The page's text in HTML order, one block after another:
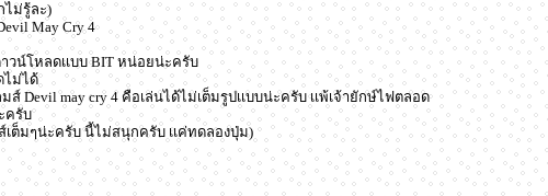
ไม่รู้ละ)
May Cry 4
วน์โหลดเเบบ BIT หน่อยน่ะครับ
ไม่ได้
ส์ Devil may cry 4 คือเล่นได้ไม่เต็มรูปเเบบน่ะครับ เเพ้เจ้ายักษ์ไฟตลอด
ครับ
เต็มๆน่ะครับ นี้ไม่สนุกครับ เเค่ทดลองปุ่ม)